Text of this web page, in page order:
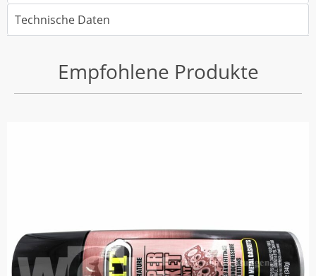
Technische Daten
Empfohlene Produkte